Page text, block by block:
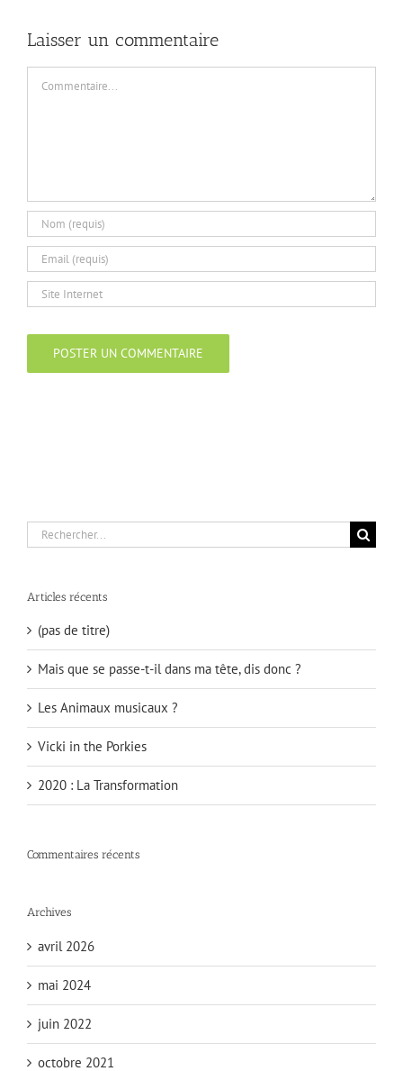
Laisser un commentaire
Rechercher:
Articles récents
(pas de titre)
Mais que se passe-t-il dans ma tête, dis donc ?
Les Animaux musicaux ?
Vicki in the Porkies
2020 : La Transformation
Commentaires récents
Archives
avril 2026
mai 2024
juin 2022
octobre 2021